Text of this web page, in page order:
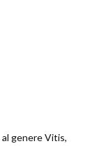
genere Vitis,